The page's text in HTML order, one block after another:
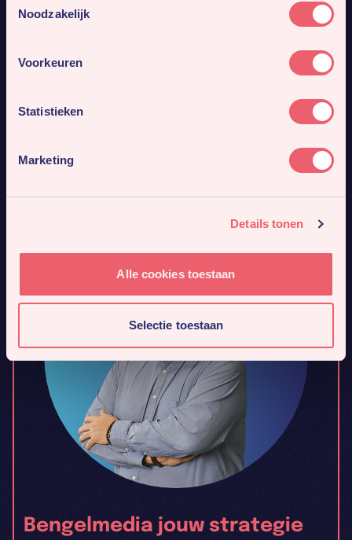
Noodzakelijk
Voorkeuren
Statistieken
Marketing
Details tonen
Alle cookies toestaan
Selectie toestaan
Bengelmedia jouw strategie